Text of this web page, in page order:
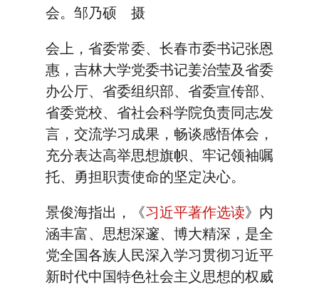
会。邹乃硕 摄
会上，省委常委、长春市委书记张恩
惠，吉林大学党委书记姜治莹及省委
办公厅、省委组织部、省委宣传部、
省委党校、省社会科学院负责同志发
言，交流学习成果，畅谈感悟体会，
充分表达高举思想旗帜、牢记领袖嘱
托、勇担职责使命的坚定决心。
景俊海指出，《习近平著作选读》内
涵丰富、思想深邃、博大精深，是全
党全国各族人民深入学习贯彻习近平
新时代中国特色社会主义思想的权威